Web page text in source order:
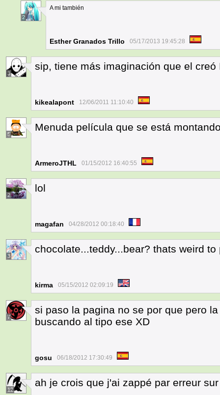
2
A mi también
Esther Granados Trillo 05/17/2013 19:45:28
3
sip, tiene más imaginación que el creó
kikealapont 12/06/2011 11:10:40
5
Menuda película que se está
ArmeroJTHL 01/15/2012 16:40:55
2
lol
magafan 04/28/2012 00:18:40
3
chocolate...teddy...bear? thats weird to
kirma 05/15/2012 02:09:19
7
si paso la pagina no se por que pero
buscando al tipo ese XD
gosu 06/18/2012 17:30:49
12
ah je crois que j'ai zappé par erreur